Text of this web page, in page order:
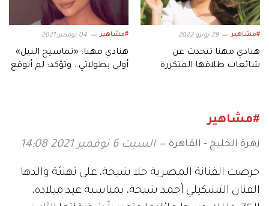
#مشاهير 29 يونيو 2022
هنادي مهنا تتحدث عن
شائعات طلاقها المتكررة
#مشاهير 04 نوفمبر 2021
هنادي مهنا: «تماسيح النيل»
أولى بطولاتي.. وتؤكد: لم أتوقع
#مشاهير
زهرة الخليج - القاهرة السبت 6 نوفمبر 2021 14:08
حرصت الفنانة المصرية حلا شيحة، على تهنئة والدها
الفنان التشكيلي أحمد شيحة، بمناسبة عيد ميلاده،